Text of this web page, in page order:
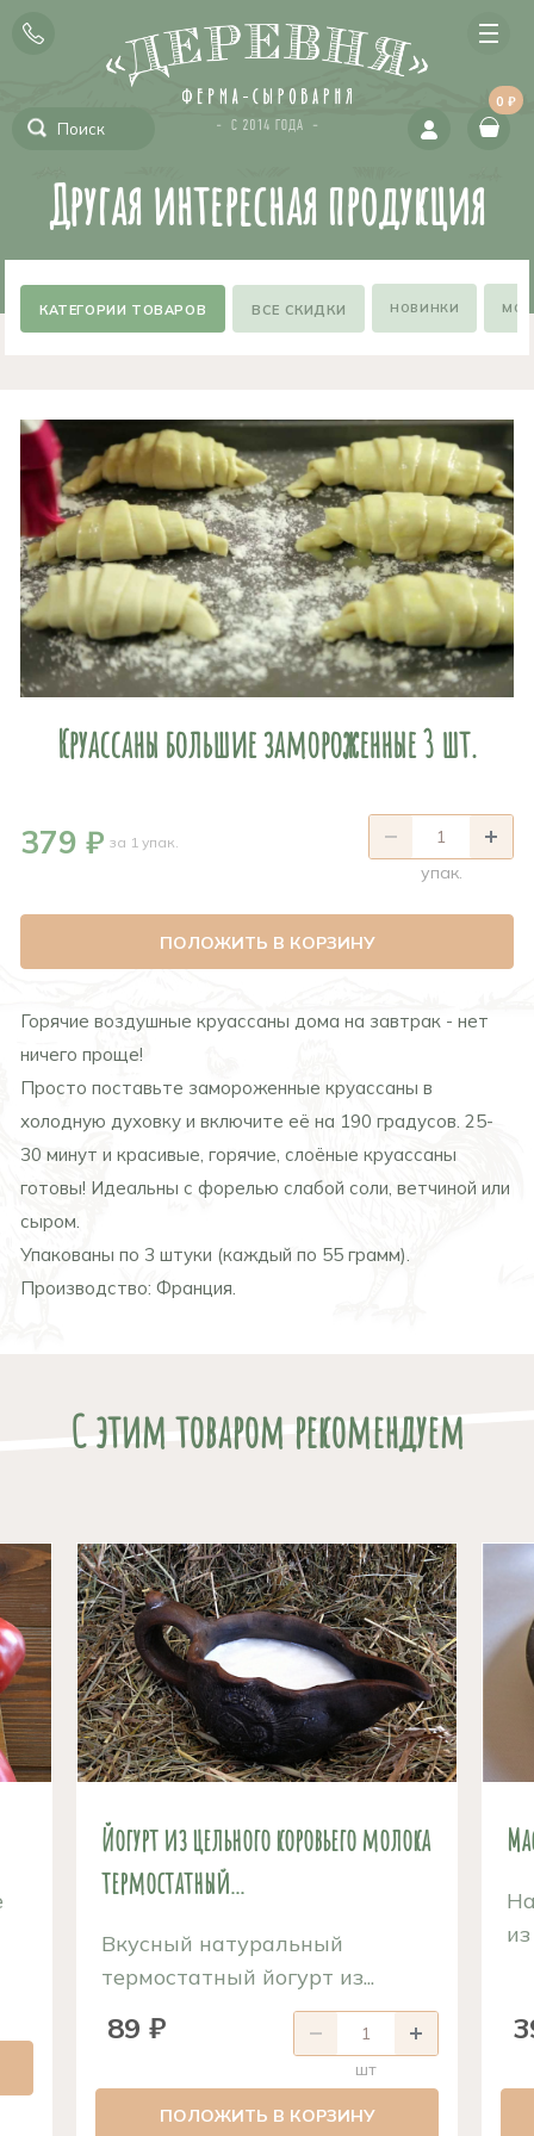
0 ₽
Другая интересная продукция
ВСЕ СКИДКИ НОВИНКИ
Круассаны большие замороженные 3 шт.
379 ₽ за 1 упак.
упак.
ПОЛОЖИТЬ В КОРЗИНУ
Горячие воздушные круассаны дома на завтрак - нет
ничего проще!
Просто поставьте замороженные круассаны в
холодную духовку и включите её на 190 градусов. 25-
30 минут и красивые, горячие, слоёные круассаны
готовы! Идеальны с форелью слабой соли, ветчиной или
сыром.
Упакованы по 3 штуки (каждый по 55 грамм).
Производство: Франция.
С этим товаром рекомендуем
Йогурт из цельного коровьего молока
термостатный...
Вкусный натуральный
термостатный йогурт из...
89 ₽
шт
ПОЛОЖИТЬ В КОРЗИНУ